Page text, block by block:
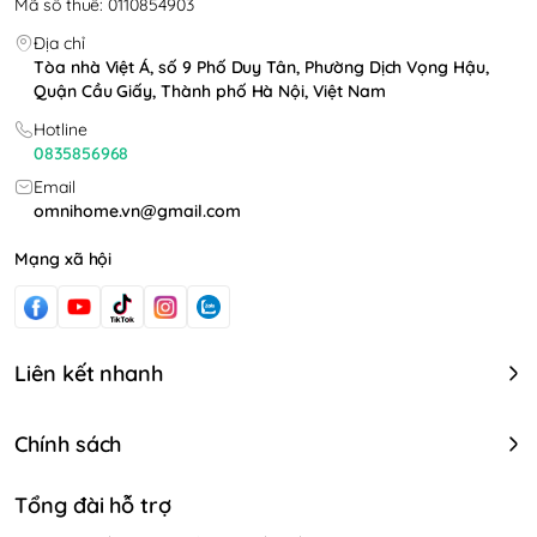
đủ các chiếc trái cây, đá viên.
- Sản phẩm bằng nhựa cao cấp tiện lợi vệ sinh
sau khi dùng
✡ LƯU Ý: INBOX CHO shop ĐỂ ĐƯỢC tư vấn KĨ
HƠN VỀ SẢN PHẨM NHÉ <3
Mã số thuế: 0110854903
Địa chỉ
Tòa nhà Việt Á, số 9 Phố Duy Tân, Phường Dịch Vọng Hậu,
Quận Cầu Giấy, Thành phố Hà Nội, Việt Nam
Hotline
0835856968
Email
omnihome.vn@gmail.com
Mạng xã hội
Liên kết nhanh
Chính sách
Tổng đài hỗ trợ